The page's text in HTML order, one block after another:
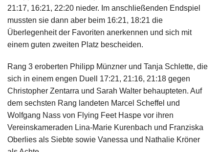
21:17, 16:21, 22:20 nieder. Im anschließenden Endspiel
mussten sie dann aber beim 16:21, 18:21 die
Überlegenheit der Favoriten anerkennen und sich mit
einem guten zweiten Platz bescheiden.
Rang 3 eroberten Philipp Münzner und Tanja Schlette, die
sich in einem engen Duell 17:21, 21:16, 21:18 gegen
Christopher Zentarra und Sarah Walter behaupteten. Auf
dem sechsten Rang landeten Marcel Scheffel und
Wolfgang Nass von Flying Feet Haspe vor ihren
Vereinskameraden Lina-Marie Kurenbach und Franziska
Oberlies als Siebte sowie Vanessa und Nathalie Kröner